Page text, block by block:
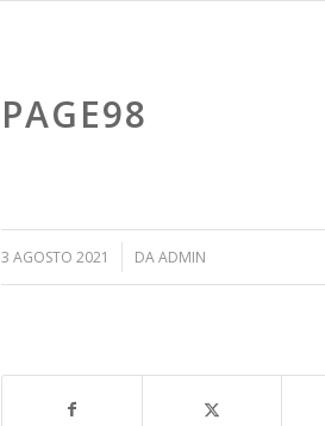
PAGE98
3 AGOSTO 2021 DAADMIN